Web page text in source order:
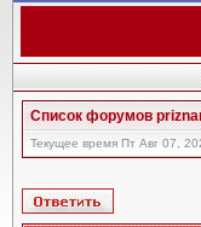
Список форумов
Текущее время Пт Авг 07,